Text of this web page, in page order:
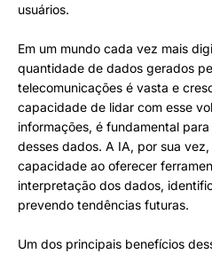
usuários.
Em um mundo cada vez mais
quantidade de dados gerados
telecomunicações é vasta e
capacidade de lidar com esse
informações, é fundamental
desses dados. A IA, por sua
capacidade ao oferecer
interpretação dos dados,
prevendo tendências futuras.
Um dos principais benefícios